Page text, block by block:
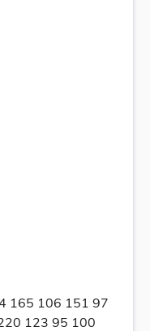
165 106 151 97
123 95 100